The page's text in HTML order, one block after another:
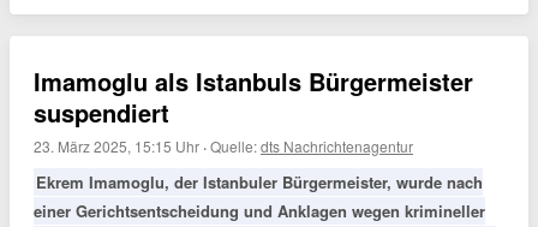
Imamoglu als Istanbuls Bürgermeister
suspendiert
23. März 2025, 15:15 Uhr ·Quelle:dts Nachrichtenagentur
Ekrem Imamoglu, der Istanbuler Bürgermeister, wurde nach
einer Gerichtsentscheidung und Anklagen wegen krimineller